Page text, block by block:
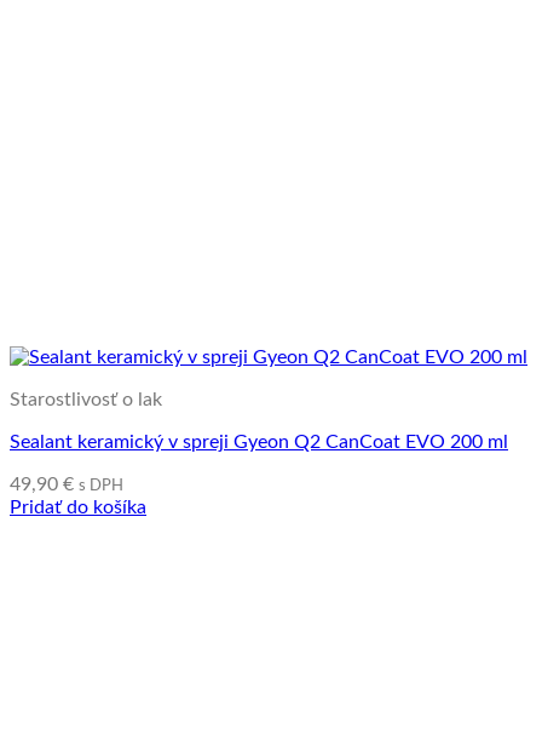
Starostlivosť o lak
Sealant keramický v spreji Gyeon Q2 CanCoat EVO 200 ml
49,90 € s DPH
Pridať do košíka